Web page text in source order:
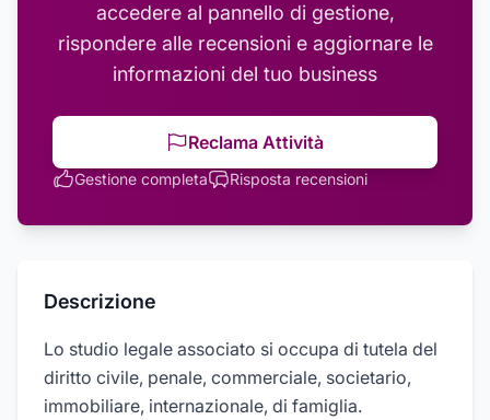
accedere al pannello di gestione,
rispondere alle recensioni e aggiornare le
informazioni del tuo business
Reclama Attività
Gestione completa Risposta recensioni
Descrizione
Lo studio legale associato si occupa di tutela del
diritto civile, penale, commerciale, societario,
immobiliare, internazionale, di famiglia.